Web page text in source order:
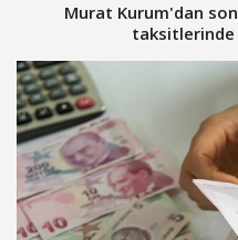
Murat Kurum'dan son
taksitlerinde